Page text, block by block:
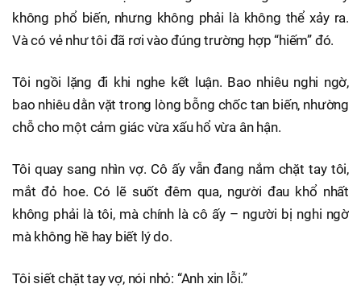
không phổ biến, nhưng không phải là không thể xảy ra.
Và có vẻ như tôi đã rơi vào đúng trường hợp “hiếm” đó.
Tôi ngồi lặng đi khi nghe kết luận. Bao nhiêu nghi ngờ,
bao nhiêu dằn vặt trong lòng bỗng chốc tan biến, nhường
chỗ cho một cảm giác vừa xấu hổ vừa ân hận.
Tôi quay sang nhìn vợ. Cô ấy vẫn đang nắm chặt tay tôi,
mắt đỏ hoe. Có lẽ suốt đêm qua, người đau khổ nhất
không phải là tôi, mà chính là cô ấy – người bị nghi ngờ
mà không hề hay biết lý do.
Tôi siết chặt tay vợ, nói nhỏ: “Anh xin lỗi.”